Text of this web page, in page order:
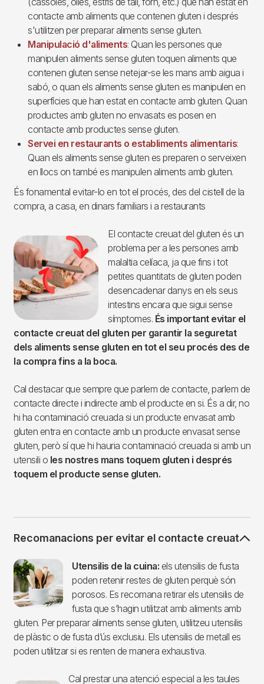
contacte amb aliments que contenen gluten i després
s'utilitzen per preparar aliments sense gluten.
Manipulació d'aliments: Quan les persones que
manipulen aliments sense gluten toquen aliments que
contenen gluten sense netejar-se les mans amb aigua i
sabó, o quan els aliments sense gluten es manipulen en
superfícies que han estat en contacte amb gluten. Quan
productes amb gluten no envasats es posen en
contacte amb productes sense gluten.
Servei en restaurants o establiments alimentaris:
Quan els aliments sense gluten es preparen o serveixen
en llocs on també es manipulen aliments amb gluten.
És fonamental evitar-lo en tot el procés, des del cistell de la
compra, a casa, en dinars familiars i a restaurants
Imagen
El contacte creuat del gluten és un
problema per a les persones amb
malaltia celíaca, ja que fins i tot
petites quantitats de gluten poden
desencadenar danys en els seus
intestins encara que sigui sense
símptomes. És important evitar el
contacte creuat del gluten per garantir la seguretat
dels aliments sense gluten en tot el seu procés des de
la compra fins a la boca.
Cal destacar que sempre que parlem de contacte, parlem de
contacte directe i indirecte amb el producte en si. És a dir, no
hi ha contaminació creuada si un producte envasat amb
gluten entra en contacte amb un producte envasat sense
gluten, però sí que hi hauria contaminació creuada si amb un
utensili o les nostres mans toquem gluten i després
toquem el producte sense gluten.
Recomanacions per evitar el contacte creuat
Imagen Utensilis de la cuina: els utensilis de fusta
poden retenir restes de gluten perquè són
porosos. Es recomana retirar els utensilis de
fusta que s’hagin utilitzat amb aliments amb
gluten. Per preparar aliments sense gluten, utilitzeu utensilis
de plàstic o de fusta d’ús exclusiu. Els utensilis de metall es
poden utilitzar si es renten de manera exhaustiva.
Cal prestar una atenció especial a les taules